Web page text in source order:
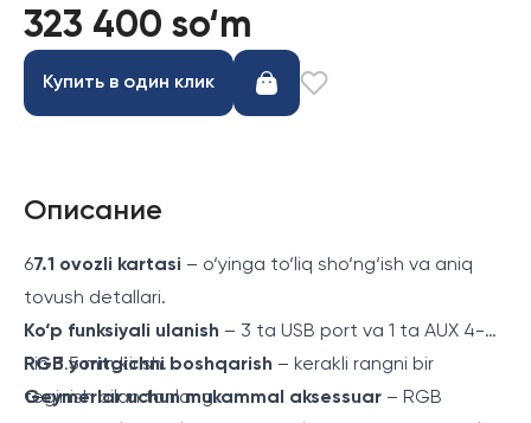
323 400 so‘m
Купить в один клик
Описание
67.1 ovozli kartasi – o‘yinga to‘liq sho‘ng‘ish va aniq
tovush detallari.
Ko‘p funksiyali ulanish – 3 ta USB port va 1 ta AUX 4-
Pin 3.5 mm kirish.
Geymerlar uchun mukammal aksessuar – RGB
RGB yoritgichni boshqarish – kerakli rangni bir
teginish bilan tanlang.